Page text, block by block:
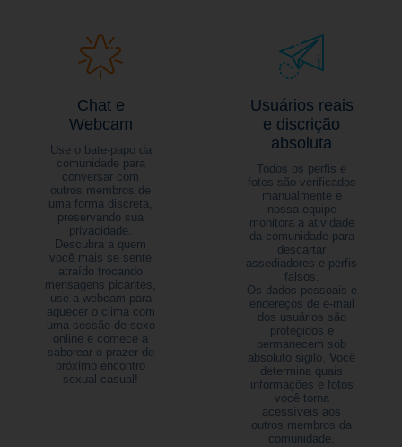
Chat e
Webcam
Use o bate-papo da
comunidade para
conversar com
outros membros de
uma forma discreta,
preservando sua
privacidade.
Descubra a quem
você mais se sente
atraído trocando
mensagens picantes,
use a webcam para
aquecer o clima com
uma sessão de sexo
online e comece a
saborear o prazer do
próximo encontro
sexual casual!
Usuários reais
e discrição
absoluta
Todos os perfis e
fotos são verificados
manualmente e
nossa equipe
monitora a atividade
da comunidade para
descartar
assediadores e perfis
falsos.
Os dados pessoais e
endereços de e-mail
dos usuários são
protegidos e
permanecem sob
absoluto sigilo. Você
determina quais
informações e fotos
você torna
acessíveis aos
outros membros da
comunidade.